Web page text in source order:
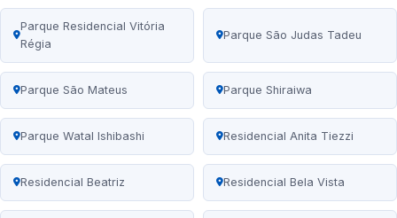
Parque Residencial Vitória
Régia
Parque São Judas Tadeu
Parque São Mateus Parque Shiraiwa
Parque Watal Ishibashi Residencial Anita Tiezzi
Residencial Beatriz Residencial Bela Vista